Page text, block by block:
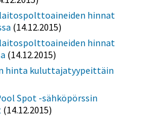
hinnat
(14.12.2015)
hinnat
(14.12.2015)
hinta kuluttajatyypeittäin
Spot -sähköpörssin
(14.12.2015)